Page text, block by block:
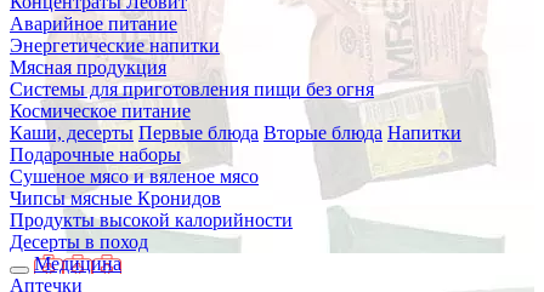
Аварийное питание
Энергетические напитки
Мясная продукция
Системы для приготовления пищи без огня
Космическое питание
Каши, десерты Первые блюда Вторые блюда Напитки
Подарочные наборы
Сушеное мясо и вяленое мясо
Чипсы мясные Кронидов
Продукты высокой калорийности
Десерты в поход
Медицина
Аптечки